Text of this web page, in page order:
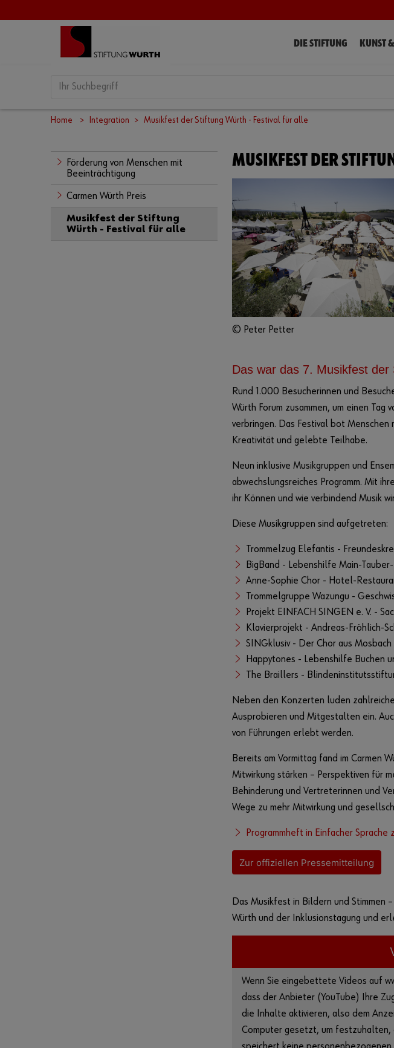
DIE STIFTUNG KUNST
Home Integration Musikfest der Stiftung Würth - Festival für alle
Förderung von Menschen mit
Beeinträchtigung
Carmen Würth Preis
Musikfest der Stiftung
Würth - Festival für alle
MUSIKFEST DER
© Peter Petter
Das war das 7. Musikfest
Rund 1.000 Besucherinnen und
Würth Forum zusammen, um einen
verbringen. Das Festival bot
Kreativität und gelebte Teilhabe.
Neun inklusive Musikgruppen und
abwechslungsreiches Programm. Mit
ihr Können und wie verbindend Musik
Diese Musikgruppen sind aufgetreten:
Trommelzug Elefantis -
BigBand - Lebenshilfe Main-
Anne-Sophie Chor - Hotel-
Trommelgruppe Wazungu -
Projekt EINFACH SINGEN e. V. -
Klavierprojekt - Andreas-Fröhlich-
SINGklusiv - Der Chor aus Mosbach
Happytones - Lebenshilfe Buchen
The Braillers -
Neben den Konzerten luden
Ausprobieren und Mitgestalten ein.
von Führungen erlebt werden.
Bereits am Vormittag fand im Carmen
Mitwirkung stärken – Perspektiven für
Behinderung und Vertreterinnen und
Wege zu mehr Mitwirkung und
Programmheft in Einfacher Sprache
Zur offiziellen Pressemitteilung
Das Musikfest in Bildern und Stimmen
Würth und der Inklusionstagung und
Wenn Sie eingebettete Videos auf
dass der Anbieter (YouTube) Ihre
die Inhalte aktivieren, also dem
Computer gesetzt, um festzuhalten,